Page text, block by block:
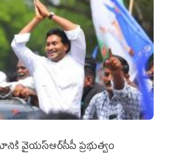
వైయ‌స్ఆర్‌సీపీ ప్రభుత్వం